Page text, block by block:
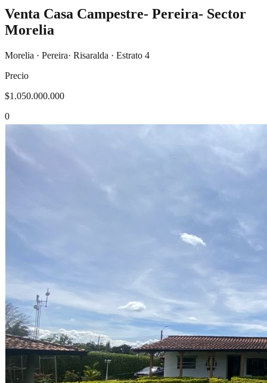
Venta Casa Campestre- Pereira- Sector
Morelia
Morelia · Pereira· Risaralda · Estrato 4
Precio
$1.050.000.000
0